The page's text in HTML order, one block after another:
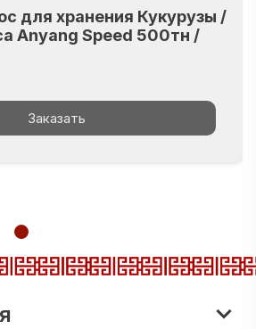
для хранения Кукурузы /
Anyang Speed 500тн /
Заказать